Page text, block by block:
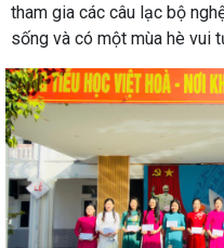
tham gia các câu lạc bộ
sống và có một mùa hè vui